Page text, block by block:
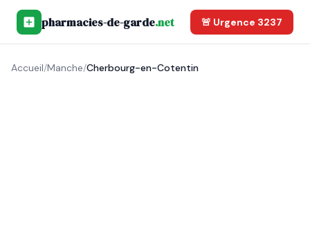
pharmacies-de-garde.net 🚨 Urgence 3237
Accueil/Manche/Cherbourg-en-Cotentin